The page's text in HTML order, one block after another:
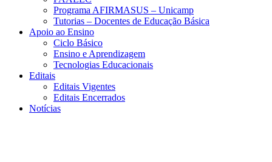
Programa AFIRMASUS – Unicamp
Tutorias – Docentes de Educação Básica
Apoio ao Ensino
Ciclo Básico
Ensino e Aprendizagem
Tecnologias Educacionais
Editais
Editais Vigentes
Editais Encerrados
Notícias